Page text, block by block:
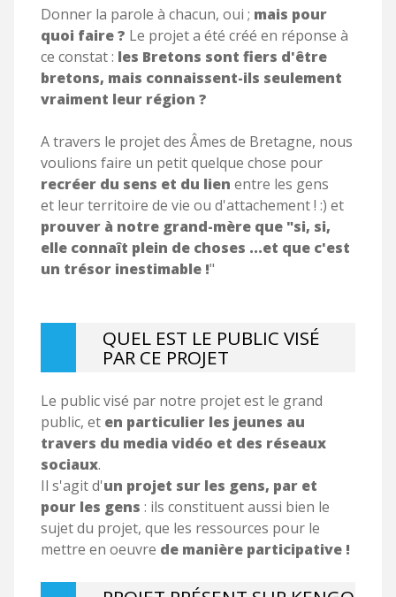
Donner la parole à chacun, oui ; mais pour
quoi faire ? Le projet a été créé en réponse à
ce constat : les Bretons sont fiers d'être
bretons, mais connaissent-ils seulement
vraiment leur région ?
A travers le projet des Âmes de Bretagne, nous
voulions faire un petit quelque chose pour
recréer du sens et du lien entre les gens
et leur territoire de vie ou d'attachement ! :) et
prouver à notre grand-mère que "si, si,
elle connaît plein de choses ...et que c'est
un trésor inestimable !"
QUEL EST LE PUBLIC VISÉ
PAR CE PROJET
Le public visé par notre projet est le grand
public, et en particulier les jeunes au
travers du media vidéo et des réseaux
sociaux.
Il s'agit d'un projet sur les gens, par et
pour les gens : ils constituent aussi bien le
sujet du projet, que les ressources pour le
mettre en oeuvre de manière participative !